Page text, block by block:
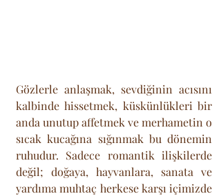
Gözlerle anlaşmak, sevdiğinin acısını
kalbinde hissetmek, küskünlükleri bir
anda unutup affetmek ve merhametin o
sıcak kucağına sığınmak bu dönemin
ruhudur. Sadece romantik ilişkilerde
değil; doğaya, hayvanlara, sanata ve
yardıma muhtaç herkese karşı içimizde